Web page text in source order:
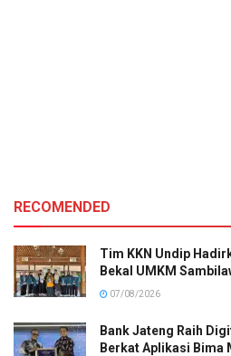
RECOMENDED
Tim KKN Undip
Bekal UMKM
07/08/2026
Bank Jateng Raih
Berkat Aplikasi Bima